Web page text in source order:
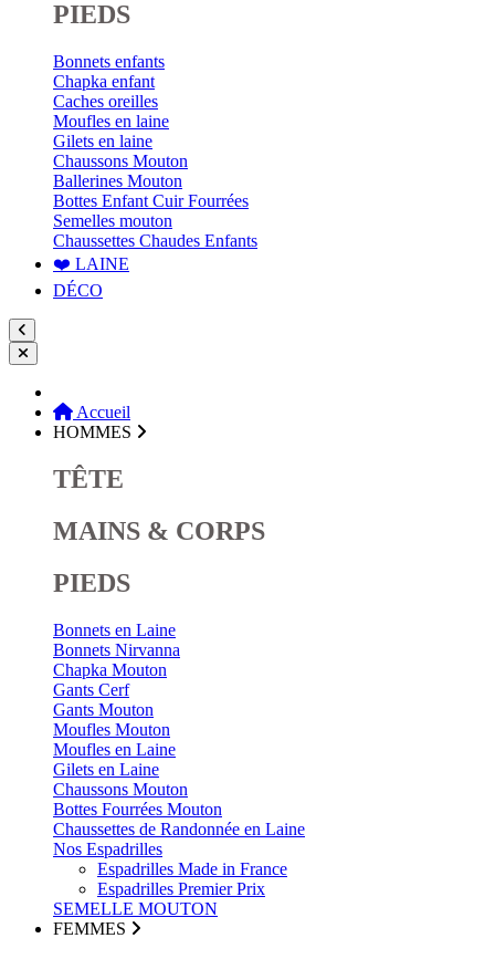
PIEDS
Bonnets enfants
Chapka enfant
Caches oreilles
Moufles en laine
Gilets en laine
Chaussons Mouton
Ballerines Mouton
Bottes Enfant Cuir Fourrées
Semelles mouton
Chaussettes Chaudes Enfants
❤️ LAINE
DÉCO
Accueil
HOMMES
TÊTE
MAINS & CORPS
PIEDS
Bonnets en Laine
Bonnets Nirvanna
Chapka Mouton
Gants Cerf
Gants Mouton
Moufles Mouton
Moufles en Laine
Gilets en Laine
Chaussons Mouton
Bottes Fourrées Mouton
Chaussettes de Randonnée en Laine
Nos Espadrilles
Espadrilles Made in France
Espadrilles Premier Prix
SEMELLE MOUTON
FEMMES